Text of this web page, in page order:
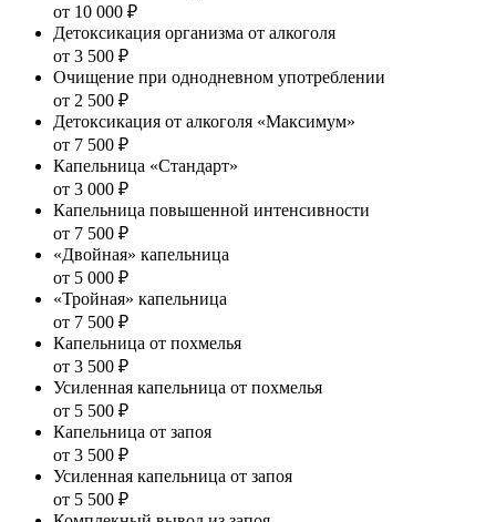
от 10 000 ₽
Детоксикация организма от алкоголя
от 3 500 ₽
Очищение при однодневном употреблении
от 2 500 ₽
Детоксикация от алкоголя «Максимум»
от 7 500 ₽
Капельница «Стандарт»
от 3 000 ₽
Капельница повышенной интенсивности
от 7 500 ₽
«Двойная» капельница
от 5 000 ₽
«Тройная» капельница
от 7 500 ₽
Капельница от похмелья
от 3 500 ₽
Усиленная капельница от похмелья
от 5 500 ₽
Капельница от запоя
от 3 500 ₽
Усиленная капельница от запоя
от 5 500 ₽